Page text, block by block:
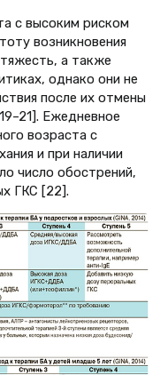
с высоким риском
возникновения
а также
однако они не
после их отмены
Ежедневное
возраста с
и при наличии
число обострений,
ГКС [22].